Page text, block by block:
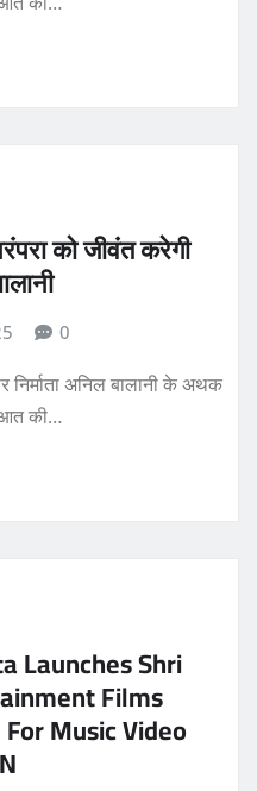
को जीवंत करेगी
0
निर्माता अनिल बालानी के अथक
की…
Launches Shri
Films
Music Video